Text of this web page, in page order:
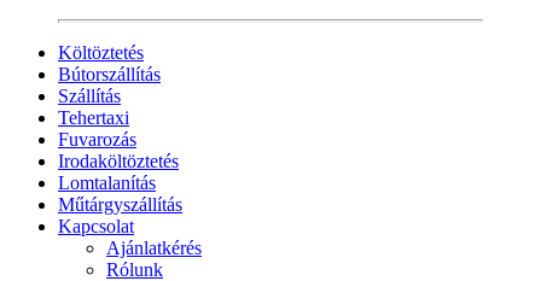
Költöztetés
Bútorszállítás
Szállítás
Tehertaxi
Fuvarozás
Irodaköltöztetés
Lomtalanítás
Műtárgyszállítás
Kapcsolat
Ajánlatkérés
Rólunk